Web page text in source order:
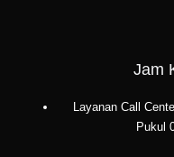
Jam
Layanan Call
Pukul